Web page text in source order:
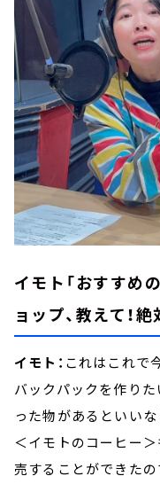
イモト「おすすめ
ョップ、教えて！絶
イモト： これはこれで
バックパックを作り
った物があるといいな
＜イモトのコーヒー
売することができた